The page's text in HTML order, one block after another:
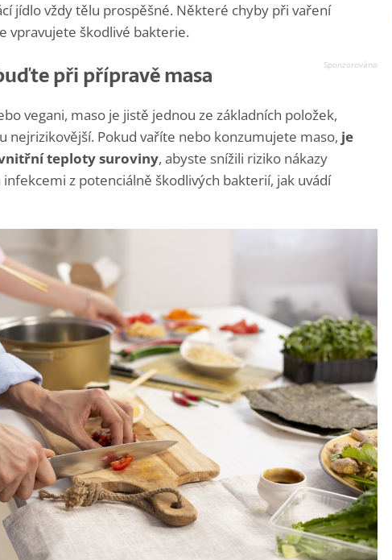
jídlo vždy tělu prospěšné. Některé chyby při vaření
vpravujete škodlivé bakterie.
při přípravě masa
vegani, maso je jistě jednou ze základních položek,
nejrizikovější. Pokud vaříte nebo konzumujete maso, je
teploty suroviny, abyste snížili riziko nákazy
z potenciálně škodlivých bakterií, jak uvádí